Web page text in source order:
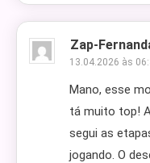
Zap-
13.04.2026 às
Mano, esse
tá muito top!
segui as
jogando. O